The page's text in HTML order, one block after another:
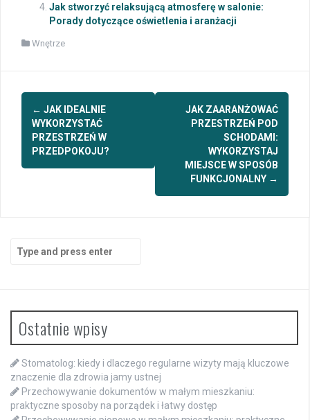
Jak stworzyć relaksującą atmosferę w salonie:
Porady dotyczące oświetlenia i aranżacji
Wnętrze
Post
navigation
← JAK IDEALNIE
WYKORZYSTAĆ
PRZESTRZEŃ W
PRZEDPOKOJU?
JAK ZAARANŻOWAĆ
PRZESTRZEŃ POD
SCHODAMI:
WYKORZYSTAJ
MIEJSCE W SPOSÓB
FUNKCJONALNY →
for:
Ostatnie wpisy
Stomatolog: kiedy i dlaczego regularne wizyty mają kluczowe
znaczenie dla zdrowia jamy ustnej
Przechowywanie dokumentów w małym mieszkaniu:
praktyczne sposoby na porządek i łatwy dostęp